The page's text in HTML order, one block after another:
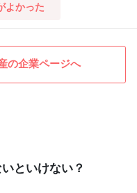
よかった
の企業ページへ
といけない？